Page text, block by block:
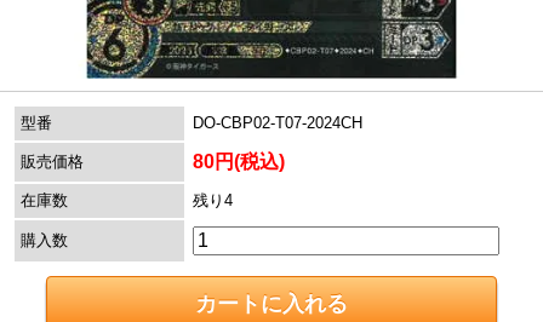
型番 DO-CBP02-T07-2024CH
販売価格 80円(税込)
在庫数 残り4
購入数